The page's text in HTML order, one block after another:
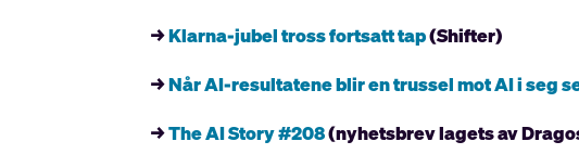
→Klarna-jubel tross fortsatt tap(Shifter)
→Når AI-resultatene blir en trussel mot AI i seg
→The AI Story #208(nyhetsbrev lagets av